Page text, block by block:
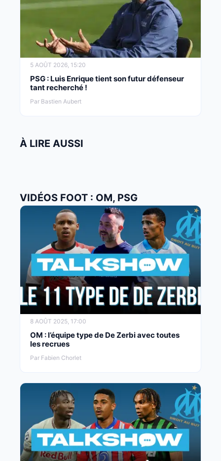
5 AOÛT 2026, 15:20
PSG : Luis Enrique tient son futur défenseur
tant recherché !
Par Bastien Aubert
À LIRE AUSSI
VIDÉOS FOOT : OM, PSG
8 AOÛT 2025, 17:00
OM : l’équipe type de De Zerbi avec toutes
les recrues
Par Fabien Chorlet